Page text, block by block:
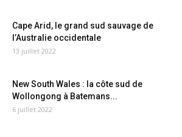
Cape Arid, le grand sud sauvage de
l’Australie occidentale
13 juillet 2022
New South Wales : la côte sud de
Wollongong à Batemans...
6 juillet 2022